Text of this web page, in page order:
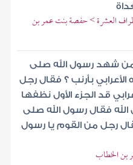
أطراف العشرة > حفصة بنت عمر بن
شهد رسول الله صلى
بأرنب ؟ فقال رجل
قد الجزء الأول نظفها
فقال رسول الله صلى
رجل من القوم يا رسول
بن الخطاب